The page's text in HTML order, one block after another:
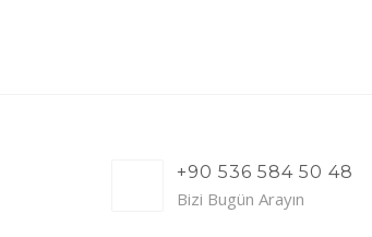
+90 536 584 50 48
Bizi Bugün Arayın